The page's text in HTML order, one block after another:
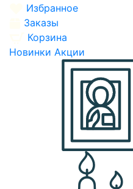
Избранное
Заказы
Корзина
Новинки Акции